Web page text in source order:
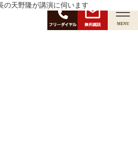
無料面談 MENU
の天野隆が講演に伺います